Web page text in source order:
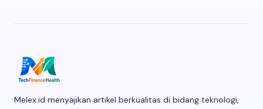
Melex.id menyajikan artikel berkualitas di bidang teknologi,